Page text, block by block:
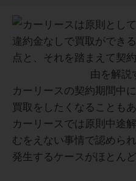
カーリースの契約期間中
買取をしたくなることも
カーリースでは原則中途
むをえない事情で認めら
発生するケースがほとんど